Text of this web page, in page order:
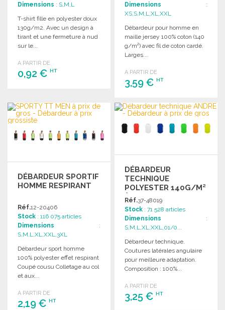
Dimensions : S,M,L
T-shirt fille en polyester doux
130g/m2. Avec un design à
tirant et une fermeture à nud
sur le...
A PARTIR DE
0,92 € HT
Demander un devis
Dimensions :
XS,S,M,L,XL,XXL
Débardeur pour homme en
maille jersey 100% coton (140
g/m²) avec fil de coton cardé.
Larges...
A PARTIR DE
3,59 €HT
COMMANDER
Demander un devis
DÉBARDEUR SPORTIF
HOMME RESPIRANT
Réf.12-20406
Stock : 116 075 articles
Dimensions :
S,M,L,XL,XXL,3XL
Débardeur sport homme
100% polyester effet respirant
Coupé cousu Colletage au col
et aux...
A PARTIR DE
2,19 € HT
DÉBARDEUR
TECHNIQUE
POLYESTER 140G/M²
À PRIX GROSSISTE
Réf.37-48019
Stock : 71 528 articles
Dimensions :
S,M,L,XL,XXL,01/0...
Débardeur technique.
Coutures latérales angulaire
pour meilleure adaptation.
Composition : 100%...
A PARTIR DE
3,25 €HT